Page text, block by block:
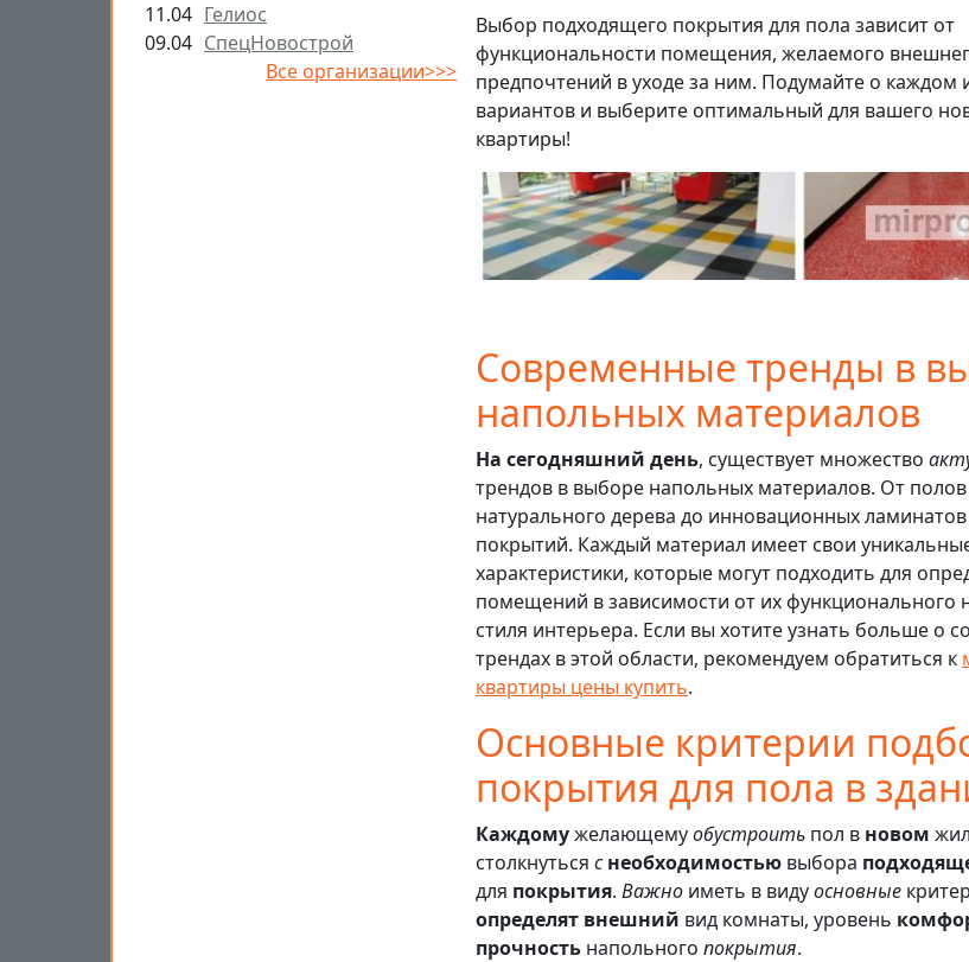
11.04 Гелиос
09.04 СпецНовострой
Все организации>>>
Выбор подходящего покрытия для пола зависит от
функциональности помещения, желаемого
предпочтений в уходе за ним. Подумайте о каждом
вариантов и выберите оптимальный для вашего
квартиры!
Современные тренды в
напольных материалов
На сегодняшний день, существует множество
трендов в выборе напольных материалов. От полов
натурального дерева до инновационных
покрытий. Каждый материал имеет свои
характеристики, которые могут подходить для
помещений в зависимости от их функционального
стиля интерьера. Если вы хотите узнать больше о
трендах в этой области, рекомендуем обратиться к
квартиры цены купить.
Основные критерии
покрытия для пола в
Каждомужелающемуобустроить пол в новом
столкнуться с необходимостью выбора
для покрытия. Важно иметь в видуосновные
определят внешний вид комнаты, уровень
прочность напольного покрытия.